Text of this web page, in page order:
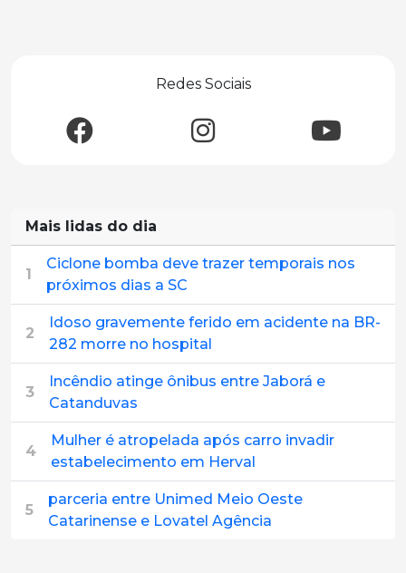
Redes Sociais
Mais lidas do dia
1
Ciclone bomba deve trazer temporais nos
próximos dias a SC
2
Idoso gravemente ferido em acidente na BR-
282 morre no hospital
3
Incêndio atinge ônibus entre Jaborá e
Catanduvas
4
Mulher é atropelada após carro invadir
estabelecimento em Herval
5
parceria entre Unimed Meio Oeste
Catarinense e Lovatel Agência